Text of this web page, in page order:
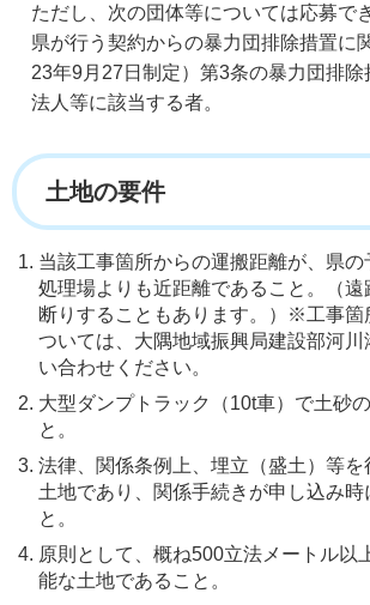
ただし、次の団体等については応募で
県が行う契約からの暴力団排除措置に
23年9月27日制定）第3条の暴力団排除
法人等に該当する者。
土地の要件
当該工事箇所からの運搬距離が、県の
処理場よりも近距離であること。（遠
断りすることもあります。）※工事箇
ついては、大隅地域振興局建設部河川
い合わせください。
大型ダンプトラック（10t車）で土砂
と。
法律、関係条例上、埋立（盛土）等を
土地であり、関係手続きが申し込み時
と。
原則として、概ね500立法メートル以
能な土地であること。